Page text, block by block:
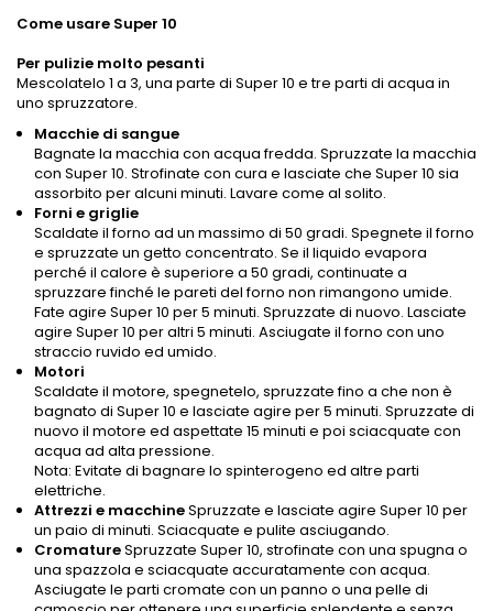
Come usare Super 10
Per pulizie molto pesanti
Mescolatelo 1 a 3, una parte di Super 10 e tre parti di acqua in
uno spruzzatore.
Macchie di sangue
Bagnate la macchia con acqua fredda. Spruzzate la macchia
con Super 10. Strofinate con cura e lasciate che Super 10 sia
assorbito per alcuni minuti. Lavare come al solito.
Forni e griglie
Scaldate il forno ad un massimo di 50 gradi. Spegnete il forno
e spruzzate un getto concentrato. Se il liquido evapora
perché il calore è superiore a 50 gradi, continuate a
spruzzare finché le pareti del forno non rimangono umide.
Fate agire Super 10 per 5 minuti. Spruzzate di nuovo. Lasciate
agire Super 10 per altri 5 minuti. Asciugate il forno con uno
straccio ruvido ed umido.
Motori
Scaldate il motore, spegnetelo, spruzzate fino a che non è
bagnato di Super 10 e lasciate agire per 5 minuti. Spruzzate di
nuovo il motore ed aspettate 15 minuti e poi sciacquate con
acqua ad alta pressione.
Nota: Evitate di bagnare lo spinterogeno ed altre parti
elettriche.
Attrezzi e macchineSpruzzate e lasciate agire Super 10 per
un paio di minuti. Sciacquate e pulite asciugando.
CromatureSpruzzate Super 10, strofinate con una spugna o
una spazzola e sciacquate accuratamente con acqua.
Asciugate le parti cromate con un panno o una pelle di